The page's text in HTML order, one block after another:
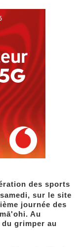
des sports
sur le site
journée des
Au
grimper au